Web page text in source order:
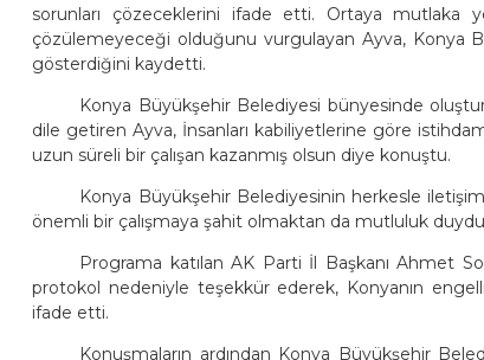
sorunları çözeceklerini ifade etti. Ortaya mutlaka
çözülemeyeceği olduğunu vurgulayan Ayva, Konya
gösterdiğini kaydetti.
Konya Büyükşehir Belediyesi bünyesinde
dile getiren Ayva, İnsanları kabiliyetlerine göre
uzun süreli bir çalışan kazanmış olsun diye konuştu.
Konya Büyükşehir Belediyesinin herkesle
önemli bir çalışmaya şahit olmaktan da mutluluk
Programa katılan AK Parti İl Başkanı Ahmet
protokol nedeniyle teşekkür ederek, Konyanın
ifade etti.
Konuşmaların ardından Konya Büyükşehir